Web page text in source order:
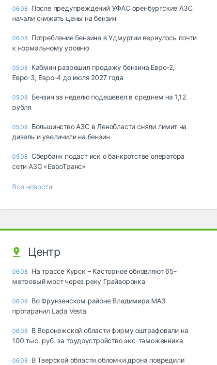
06.08 После предупреждений УФАС оренбургские АЗС
начали снижать цены на бензин
06.08 Потребление бензина в Удмуртии вернулось почти
к нормальному уровню
05.08 Кабмин разрешил продажу бензина Евро-2,
Евро-3, Евро-4 до июля 2027 года
05.08 Бензин за неделю подешевел в среднем на 1,12
рубля
05.08 Большинство АЗС в Ленобласти сняли лимит на
дизель и увеличили на бензин
05.08 Сбербанк подаст иск о банкротстве оператора
сети АЗС «ЕвроТранс»
Все новости
Центр
06.08 На трассе Курск – Касторное обновляют 65-
метровый мост через реку Грайворонка
06.08 Во Фрунзенском районе Владимира МАЗ
протаранил Lada Vesta
06.08 В Воронежской области фирму оштрафовали на
100 тыс. руб. за трудоустройство экс-таможенника
06.08 В Тверской области обломки дрона повредили